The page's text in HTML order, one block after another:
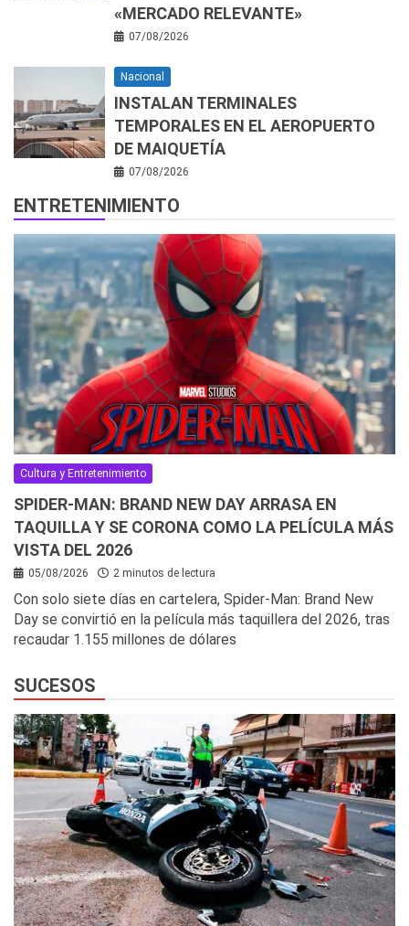
«MERCADO RELEVANTE»
07/08/2026
Nacional
INSTALAN TERMINALES
TEMPORALES EN EL AEROPUERTO
DE MAIQUETÍA
07/08/2026
ENTRETENIMIENTO
Cultura y Entretenimiento
SPIDER-MAN: BRAND NEW DAY ARRASA EN
TAQUILLA Y SE CORONA COMO LA PELÍCULA MÁS
VISTA DEL 2026
05/08/2026 2 minutos de lectura
Con solo siete días en cartelera, Spider-Man: Brand New
Day se convirtió en la película más taquillera del 2026, tras
recaudar 1.155 millones de dólares
SUCESOS